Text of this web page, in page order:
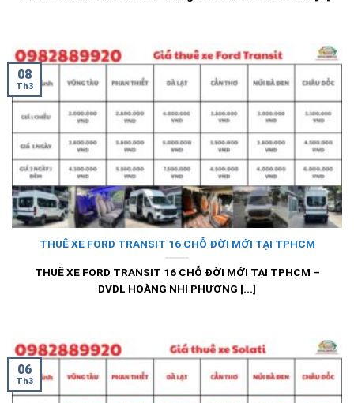
THUÊ XE FORD TRANSIT 16 CHỖ ĐỜI MỚI TẠI TPHCM
THUÊ XE FORD TRANSIT 16 CHỖ ĐỜI MỚI TẠI TPHCM –
DVDL HOÀNG NHI PHƯƠNG [...]
08
Th3
06
Th3